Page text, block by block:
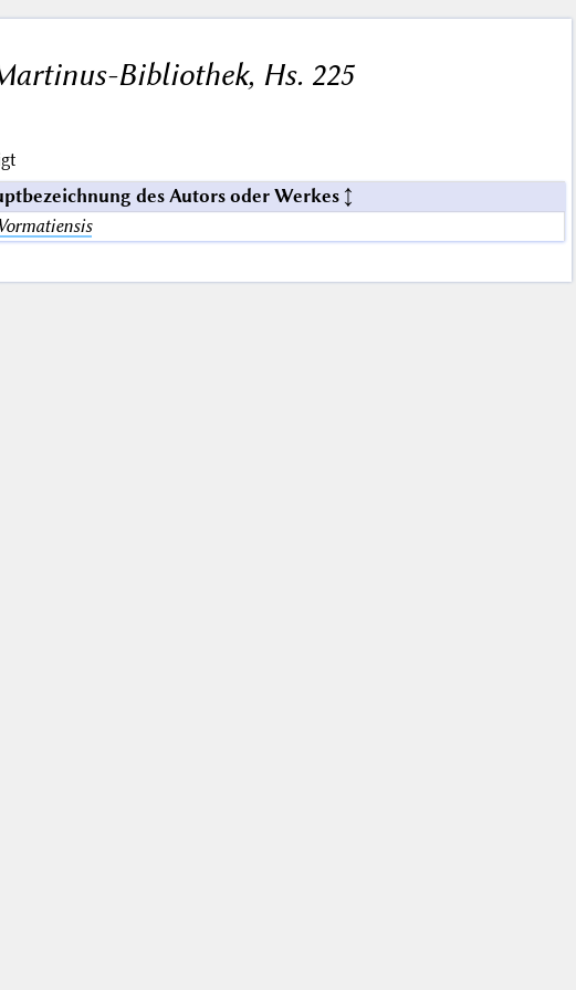
Bibliothek, Hs. 225
des Autors oder Werkes